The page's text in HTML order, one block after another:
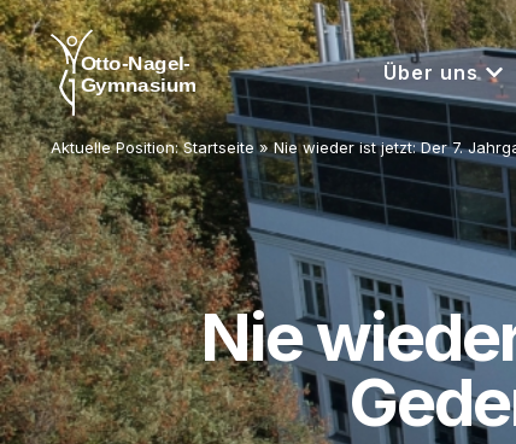
Über uns
Aktuelle Position:Startseite»Nie wieder ist jetzt: Der 7.
Nie